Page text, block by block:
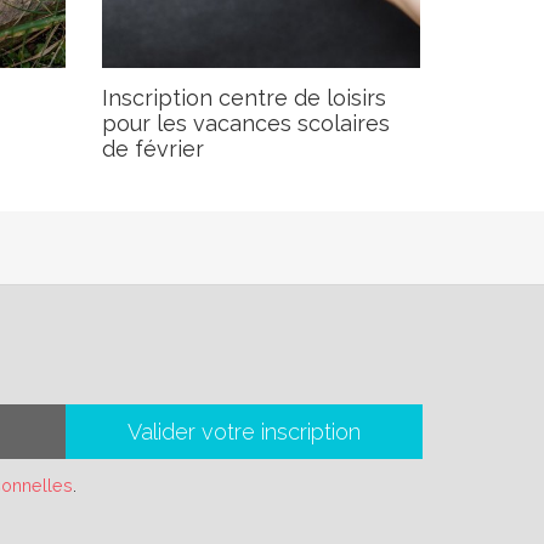
Inscription centre de loisirs
pour les vacances scolaires
de février
Valider votre inscription